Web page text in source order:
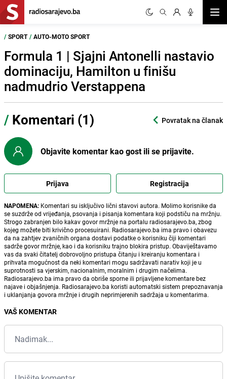
/ SPORT / AUTO-MOTO SPORT
Formula 1 | Sjajni Antonelli nastavio
dominaciju, Hamilton u finišu
nadmudrio Verstappena
/ Komentari (1) Povratak na članak
Objavite komentar kao gost ili se prijavite.
Prijava Registracija
NAPOMENA: Komentari su isključivo lični stavovi autora. Molimo korisnike da
se suzdrže od vrijeđanja, psovanja i pisanja komentara koji podstiču na mržnju.
Strogo zabranjen bilo kakav govor mržnje na portalu radiosarajevo.ba, zbog
kojeg možete biti krivično procesuirani. Radiosarajevo.ba ima pravo i obavezu
da na zahtjev zvaničnih organa dostavi podatke o korisniku čiji komentari
sadrže govor mržnje, kao i da korisniku trajno blokira pristup. Obaviještavamo
vas da svaki čitatelj dobrovoljno pristupa čitanju i kreiranju komentara i
prihvata mogućnost da neki komentari mogu sadržavati narativ koji je u
suprotnosti sa vjerskim, nacionalnim, moralnim i drugim načelima.
Radiosarajevo.ba ima pravo da obriše sporne ili prijavljene komentare bez
najave i objašnjenja. Radiosarajevo.ba koristi automatski sistem prepoznavanja
i uklanjanja govora mržnje i drugih neprimjerenih sadržaja u komentarima.
VAŠ KOMENTAR